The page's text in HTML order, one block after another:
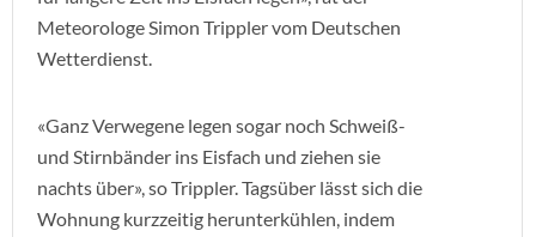
Meteorologe Simon Trippler vom Deutschen
Wetterdienst.
«Ganz Verwegene legen sogar noch Schweiß-
und Stirnbänder ins Eisfach und ziehen sie
nachts über», so Trippler. Tagsüber lässt sich die
Wohnung kurzzeitig herunterkühlen, indem